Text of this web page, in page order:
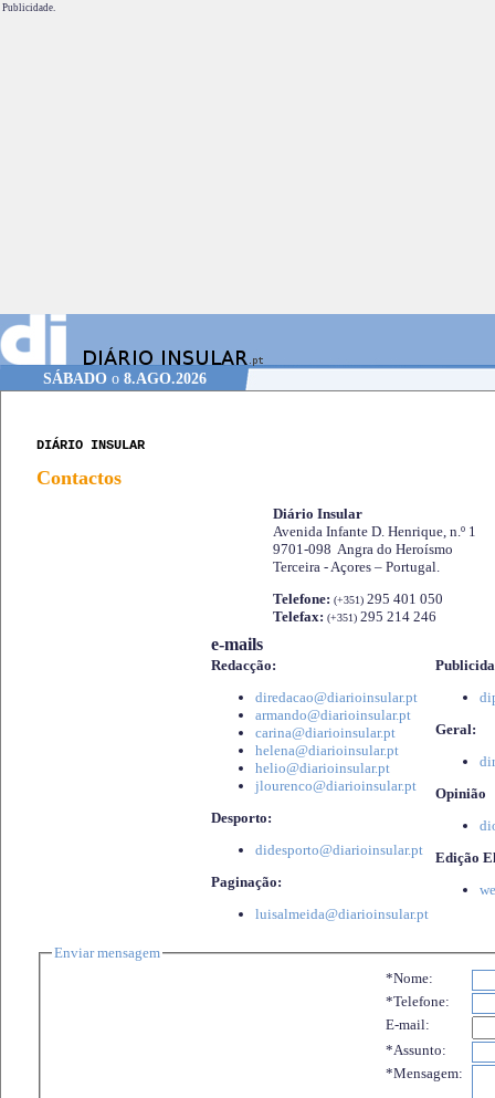
Publicidade.
SÁBADOo 8.AGO.2026
DIÁRIO INSULAR
Contactos
Diário Insular
Avenida Infante D. Henrique, n.º 1
9701-098 Angra do Heroísmo
Terceira - Açores – Portugal.
Telefone: (+351) 295 401 050
Telefax: (+351) 295 214 246
e-mails
Redacção:
diredacao@diarioinsular.pt
armando@diarioinsular.pt
carina@diarioinsular.pt
helena@diarioinsular.pt
helio@diarioinsular.pt
jlourenco@diarioinsular.pt
Desporto:
didesporto@diarioinsular.pt
Paginação:
luisalmeida@diarioinsular.pt
Geral:
Opinião
Edição
Enviar mensagem
*Nome:
*Telefone:
E-mail:
*Assunto:
*Mensagem: